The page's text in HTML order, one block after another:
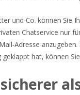
und Co. können Sie
Chatservice nur
Adresse
geklappt hat, können